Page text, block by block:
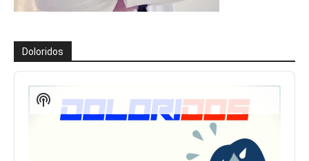
Doloridos
Reproductor
audioShow
Podcast